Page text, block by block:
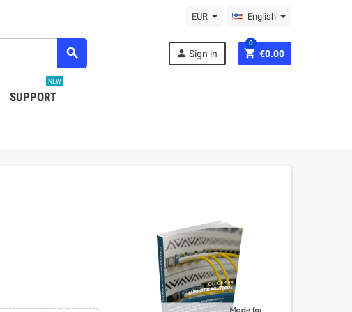
EUR English
search person Sign in shopping_cart €0.00
0
SUPPORT
NEW